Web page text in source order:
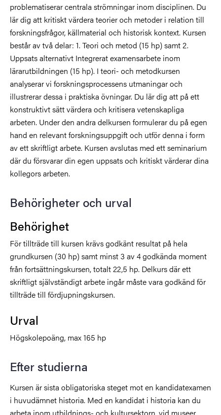
problematiserar centrala strömningar inom disciplinen. Du
lär dig att kritiskt värdera teorier och metoder i relation till
forskningsfrågor, källmaterial och historisk kontext. Kursen
består av två delar: 1. Teori och metod (15 hp) samt 2.
Uppsats alternativt Integrerat examensarbete inom
lärarutbildningen (15 hp). I teori- och metodkursen
analyserar vi forskningsprocessens utmaningar och
illustrerar dessa i praktiska övningar. Du lär dig att på ett
konstruktivt sätt värdera och kritisera vetenskapliga
arbeten. Under den andra delkursen formulerar du på egen
hand en relevant forskningsuppgift och utför denna i form
av ett skriftligt arbete. Kursen avslutas med ett seminarium
där du försvarar din egen uppsats och kritiskt värderar dina
kollegors arbeten.
Behörigheter och urval
Behörighet
För tillträde till kursen krävs godkänt resultat på hela
grundkursen (30 hp) samt minst 3 av 4 godkända moment
från fortsättningskursen, totalt 22,5 hp. Delkurs där ett
skriftligt självständigt arbete ingår måste vara godkänd för
tillträde till fördjupningskursen.
Urval
Högskolepoäng, max 165 hp
Efter studierna
Kursen är sista obligatoriska steget mot en kandidatexamen
i huvudämnet historia. Med en kandidat i historia kan du